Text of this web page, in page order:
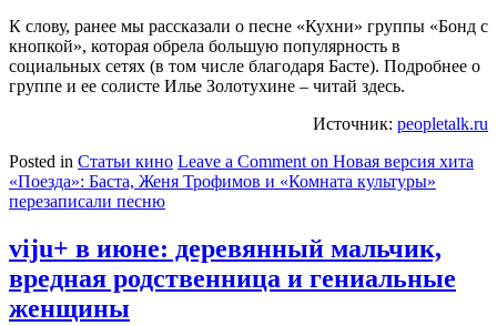
К слову, ранее мы рассказали о песне «Кухни» группы «Бонд с
кнопкой», которая обрела большую популярность в
социальных сетях (в том числе благодаря Басте). Подробнее о
группе и ее солисте Илье Золотухине – читай здесь.
Источник: peopletalk.ru
Posted in Статьи кино Leave a Commenton Новая версия хита
«Поезда»: Баста, Женя Трофимов и «Комната культуры»
перезаписали песню
viju+ в июне: деревянный мальчик,
вредная родственница и гениальные
женщины